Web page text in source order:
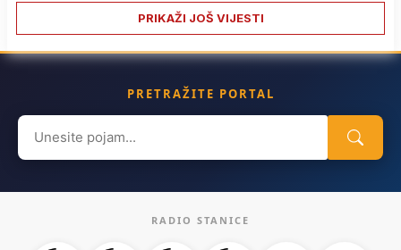
PRIKAŽI JOŠ VIJESTI
PRETRAŽITE PORTAL
Search
for:
RADIO STANICE